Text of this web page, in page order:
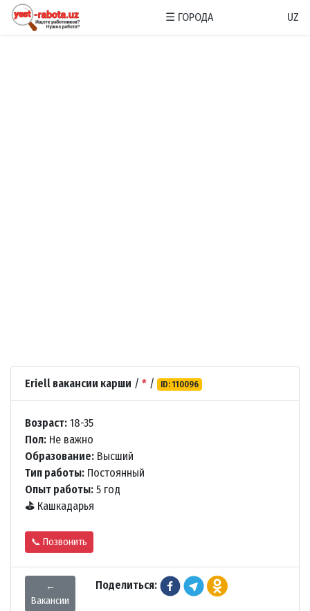
☰ ГОРОДА UZ
Eriell вакансии карши / * / ID: 110096
Возраст: 18-35
Пол: Не важно
Образование: Высший
Тип работы: Постоянный
Опыт работы: 5 год
⛳ Кашкадарья
📞 Позвонить
←
Вакансии
Поделиться: